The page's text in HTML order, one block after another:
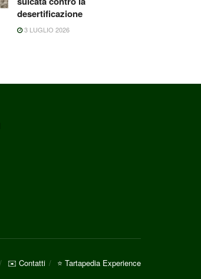
desertificazione
3 LUGLIO 2026
✉️ Contatti ⭐ Tartapedia Experience